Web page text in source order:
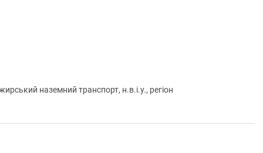
наземний транспорт, н.в.і.у., регіон